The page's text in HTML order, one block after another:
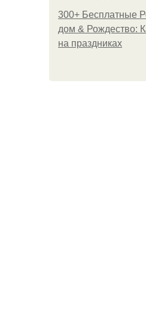
300+ Бесплатные
дом & Рождество:
на праздниках